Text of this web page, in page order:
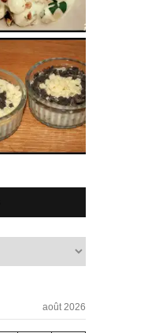
août 2026